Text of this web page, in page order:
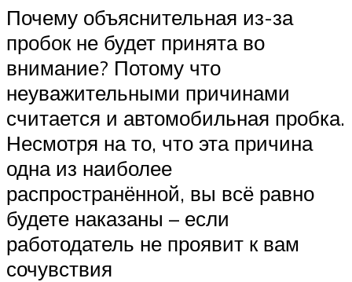
Почему объяснительная из-за
пробок не будет принята во
внимание? Потому что
неуважительными причинами
считается и автомобильная пробка.
Несмотря на то, что эта причина
одна из наиболее
распространённой, вы всё равно
будете наказаны – если
работодатель не проявит к вам
сочувствия